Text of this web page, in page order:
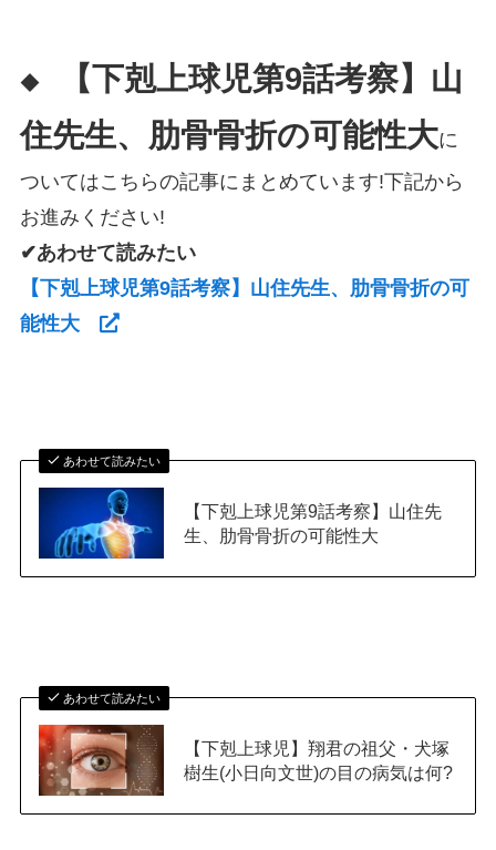
◆
【下剋上球児第9話考察】山
住先生、肋骨骨折の可能性大に
ついてはこちらの記事にまとめています!下記から
お進みください!
✔あわせて読みたい
【下剋上球児第9話考察】山住先生、肋骨骨折の可
能性大
あわせて読みたい
【下剋上球児第9話考察】山住先
生、肋骨骨折の可能性大
あわせて読みたい
【下剋上球児】翔君の祖父・犬塚
樹生(小日向文世)の目の病気は何?